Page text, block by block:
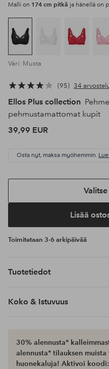
Malli on 174 cm pitkä ja hänellä on
Väri: Musta
95 34
Ellos Plus collection
pehmustamattomat kupit
39,99 EUR
Osta nyt, maksa myöhemmin.
Lisää
Toimitetaan 3-6 arkipäivää
Tuotetiedot
Koko & Istuvuus
30% alennusta*
alennusta* tilauksen
huonekaluja! Aktivoi